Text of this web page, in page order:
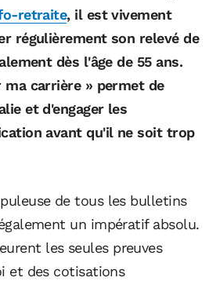
retraite, il est vivement
régulièrement son relevé de
dès l'âge de 55 ans.
ma carrière » permet de
et d'engager les
avant qu'il ne soit trop
de tous les bulletins
un impératif absolu.
les seules preuves
et des cotisations